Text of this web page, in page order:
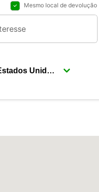
Mesmo local de devolução